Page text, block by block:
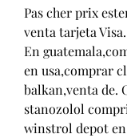
Pas cher prix
venta tarjeta Visa.
En
en usa,comprar
balkan,venta de​.
stanozolol
winstrol depot